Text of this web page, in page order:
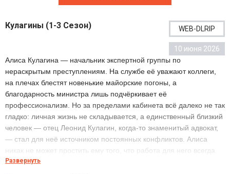
Кулагины (1-3 Сезон) WEB-DLRIP
10 июня 2026
Алиса Кулагина — начальник экспертной группы по
нераскрытым преступлениям. На службе её уважают коллеги,
на плечах блестят новенькие майорские погоны, а
благодарность министра лишь подчёркивает её
профессионализм. Но за пределами кабинета всё далеко не так
гладко: личная жизнь не складывается, а единственный близкий
человек — отец Леонид Кулагин, когда-то знаменитый адвокат,
— стал для неё источником постоянных конфликтов. Алиса
никак не может простить ему того, что работа для него всегда
была важнее семьи. Когда же Леонида назначают куратором её
Развернуть